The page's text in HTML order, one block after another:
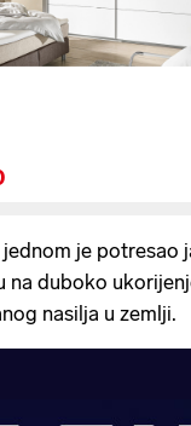
je potresao
na duboko
nasilja u zemlji.